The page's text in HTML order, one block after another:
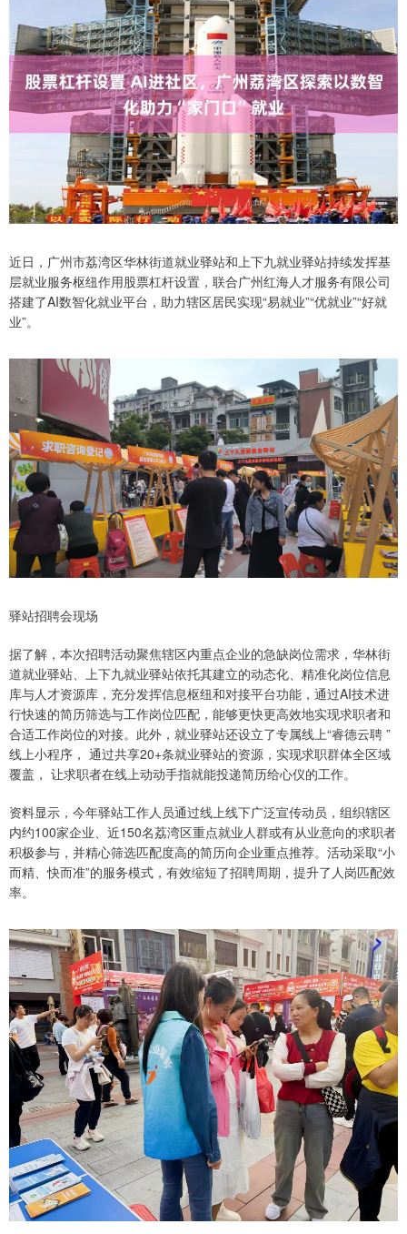
近日，广州市荔湾区华林街道就业驿站和上下九就业驿站持续发挥基
层就业服务枢纽作用股票杠杆设置，联合广州红海人才服务有限公司
搭建了AI数智化就业平台，助力辖区居民实现“易就业”“优就业”“好就
业”。
驿站招聘会现场
据了解，本次招聘活动聚焦辖区内重点企业的急缺岗位需求，华林街
道就业驿站、上下九就业驿站依托其建立的动态化、精准化岗位信息
库与人才资源库，充分发挥信息枢纽和对接平台功能，通过AI技术进
行快速的简历筛选与工作岗位匹配，能够更快更高效地实现求职者和
合适工作岗位的对接。此外，就业驿站还设立了专属线上“睿德云聘 ”
线上小程序， 通过共享20+条就业驿站的资源，实现求职群体全区域
覆盖， 让求职者在线上动动手指就能投递简历给心仪的工作。
资料显示，今年驿站工作人员通过线上线下广泛宣传动员，组织辖区
内约100家企业、近150名荔湾区重点就业人群或有从业意向的求职者
积极参与，并精心筛选匹配度高的简历向企业重点推荐。活动采取“小
而精、快而准”的服务模式，有效缩短了招聘周期，提升了人岗匹配效
率。